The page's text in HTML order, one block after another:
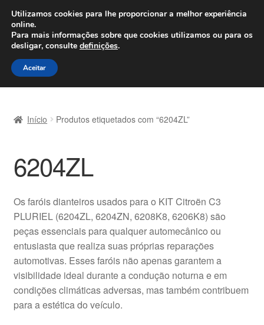
ENVIO a partir de 7 EUR
Seg-Sex, das 9h às 16h800 500 967
Ir
para
a
Saltar
para
o
Carrinho
Confira
Envio para todo o planeta
Minha conta
Pagamentos
Início Produtos etiquetados com “6204ZL”
6204ZL
Os faróis dianteiros usados para o KIT Citroën C3
PLURIEL (6204ZL, 6204ZN, 6208K8, 6206K8) são
peças essenciais para qualquer automecânico ou
entusiasta que realiza suas próprias reparações
automotivas. Esses faróis não apenas garantem a
visibilidade ideal durante a condução noturna e em
condições climáticas adversas, mas também contribuem
para a estética do veículo.
Utilizamos cookies para lhe proporcionar a melhor experiência
online.
Para mais informações sobre que cookies utilizamos ou para os
desligar, consulte definições.
Aceitar